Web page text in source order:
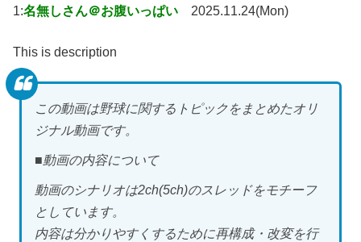
1:名無しさん＠お腹いっぱい 2025.11.24(Mon)
This is description
この動画は野球に関するトピックをまとめたオリ
ジナル動画です。
■動画の内容について
動画のシナリオは2ch(5ch)のスレッドをモチーフ
としています。
内容は分かりやすくするために再構成・改変を行